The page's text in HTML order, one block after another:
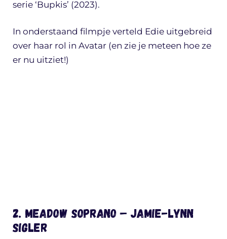
serie ‘Bupkis’ (2023).
In onderstaand filmpje verteld Edie uitgebreid
over haar rol in Avatar (en zie je meteen hoe ze
er nu uitziet!)
2. Meadow Soprano – Jamie-Lynn
Sigler